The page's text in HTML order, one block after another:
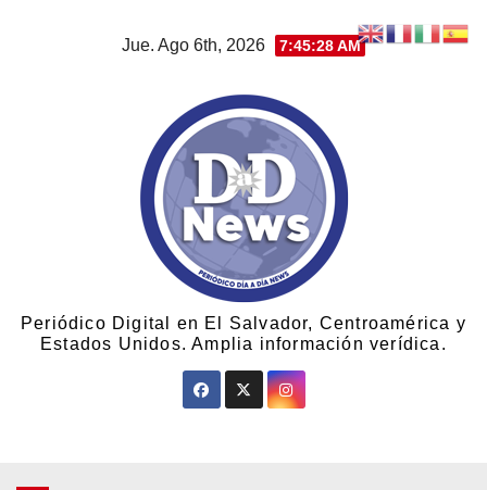
Jue. Ago 6th, 2026 7:45:29 AM
Periódico Digital en El Salvador, Centroamérica y
Estados Unidos. Amplia información verídica.